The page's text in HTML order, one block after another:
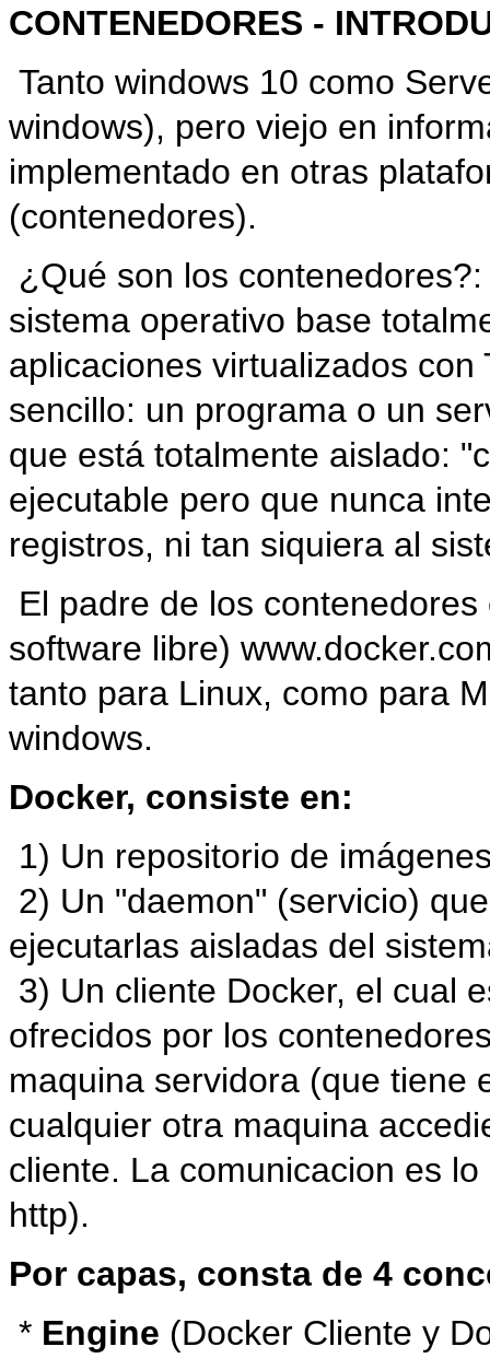
CONTENEDORES -
Tanto windows 10 como
windows), pero viejo en
implementado en otras
(contenedores).
¿Qué son los
sistema operativo base
aplicaciones virtualizados
sencillo: un programa o un
que está totalmente aislado:
ejecutable pero que nunca
registros, ni tan siquiera al
El padre de los
software libre)
tanto para Linux, como para
windows.
Docker, consiste en:
1) Un repositorio de
2) Un "daemon" (servicio)
ejecutarlas aisladas del
3) Un cliente Docker, el cual
ofrecidos por los
maquina servidora (que tiene
cualquier otra maquina
cliente. La comunicacion es
http).
Por capas, consta de 4
* Engine (Docker Cliente y